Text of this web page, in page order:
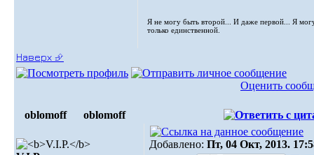
Я не могу быть второй... И даже первой... Я
только единственной.
Наверх ⮵
Оценить
oblomoff oblomoff
Добавлено: Пт, 04 Окт, 2013.